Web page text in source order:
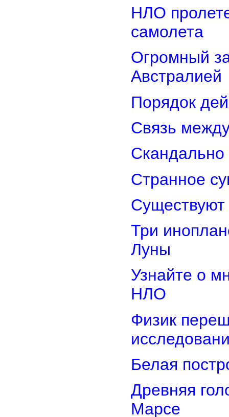
НЛО
самолета
Огромный
Австралией
Порядок
Связь
Странное
Три
Луны
Узнайте о
НЛО
Физик
Белая
Древняя
Марсе